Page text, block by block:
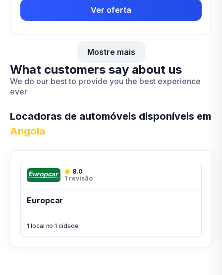
Ver oferta
Mostre mais
What customers say about us
We do our best to provide you the best experience
ever
Locadoras de automóveis disponíveis em
Angola
8.0
1 revisão
Europcar
1 local no 1 cidade